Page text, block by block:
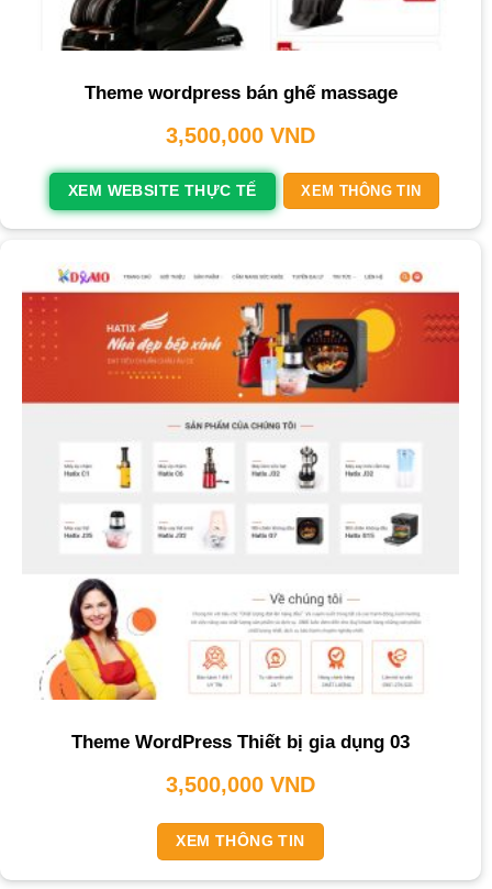
Theme wordpress bán ghế massage
3,500,000 VND
XEM WEBSITE THỰC TẾ XEM THÔNG TIN
Theme WordPress Thiết bị gia dụng 03
3,500,000 VND
XEM THÔNG TIN